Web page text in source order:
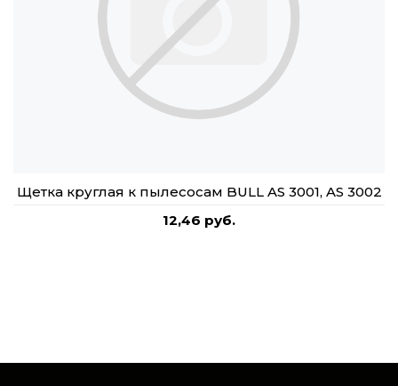
Щетка круглая к пылесосам BULL AS 3001, AS 3002
12,46 руб.